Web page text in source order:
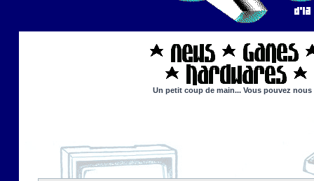
Un petit coup de main... Vous pouvez